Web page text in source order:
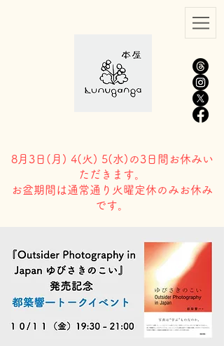
8月3日( 月) 4(火) 5(水)の3日間お休みい
ただきます。
​お盆期間は通常通り火曜定休のみお休み
です。